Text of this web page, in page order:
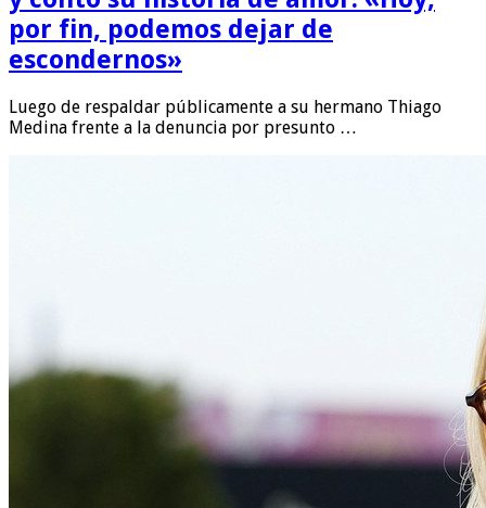
por fin, podemos dejar de
escondernos»
Luego de respaldar públicamente a su hermano Thiago
Medina frente a la denuncia por presunto …